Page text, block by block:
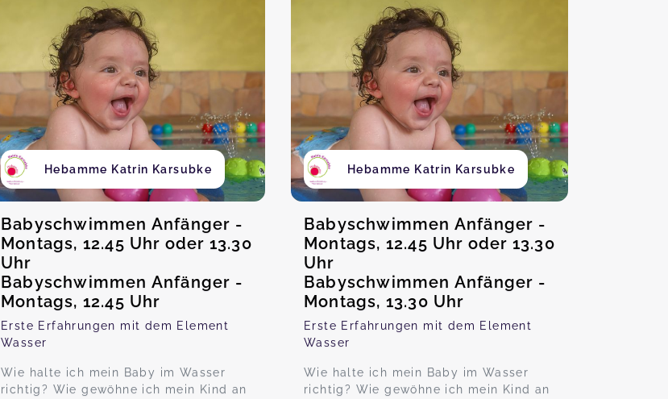
Hebamme Katrin Karsubke
Babyschwimmen Anfänger -
Montags, 12.45 Uhr oder 13.30
Uhr
Babyschwimmen Anfänger -
Montags, 12.45 Uhr
Erste Erfahrungen mit dem Element
Wasser
Wie halte ich mein Baby im Wasser
richtig? Wie gewöhne ich mein Kind an
Hebamme Katrin Karsubke
Babyschwimmen Anfänger -
Montags, 12.45 Uhr oder 13.30
Uhr
Babyschwimmen Anfänger -
Montags, 13.30 Uhr
Erste Erfahrungen mit dem Element
Wasser
Wie halte ich mein Baby im Wasser
richtig? Wie gewöhne ich mein Kind an